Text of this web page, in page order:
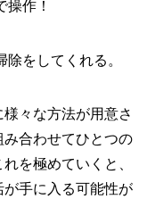
作！
をしてくれる。
々な方法が用意さ
合わせてひとつの
を極めていくと、
手に入る可能性が